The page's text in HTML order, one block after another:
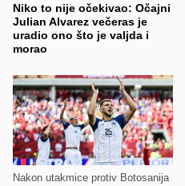
Niko to nije očekivao: Očajni
Julian Alvarez večeras je
uradio ono što je valjda i
morao
Nakon utakmice protiv Botosanija